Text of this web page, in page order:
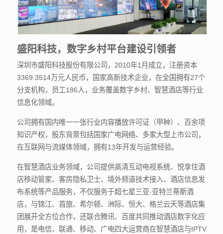
盛阳科技，数字乡村平台建设引领者
深圳市盛阳科技股份有限公司，2010年1月成立，注册资本
3369.3514万元人民币，国家高新技术企业，在全国拥有27个
分支机构，员工186人，业务覆盖数字乡村、智慧酒店等行业
信息化领域。
公司拥有国内唯一一张行业内容播放许可证（甲种）、百余项
知识产权，股东背景包括国家广电网络、多家大型上市公司，
在互联网与流媒体领域，拥有13年开发与运营经验。
在智慧酒店业务领域，公司提供高清互动电视系统、悦享住酒
店移动管家、客房隐私卫士、境外频道技术接入、酒店信息发
布系统等产品服务，不仅服务于超七星三亚·亚特兰蒂斯酒
店，与锦江、首旅、希尔顿、洲际、恒大、格兰云天等酒店集
团展开全方位合作，还联合腾讯、百度共同推动酒店数字化应
用，是电信、联通、移动、广电四大运营商在智慧酒店与IPTV